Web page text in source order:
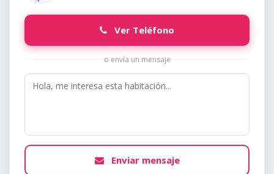
Ver Teléfono
o envía un mensaje
Enviar mensaje